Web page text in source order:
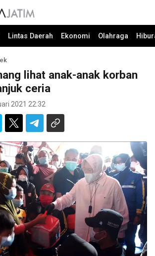
Lintas Daerah Ekonomi Olahraga
lihat anak-anak korban
ceria
2021 22:32